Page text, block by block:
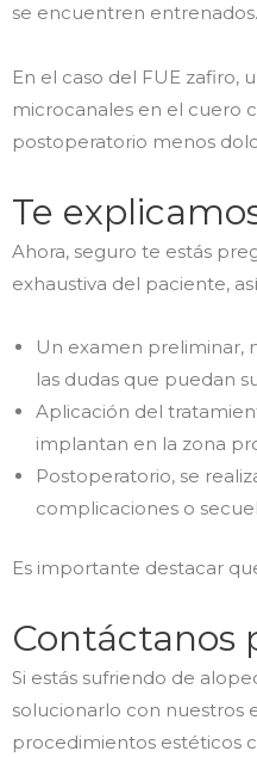
se encuentren entrenados.
En el caso del FUE
microcanales en el cuero
postoperatorio menos
Te
Ahora, seguro te estás
exhaustiva del paciente,
Un examen preliminar,
las dudas que puedan
Aplicación del
implantan en la zona
Postoperatorio, se
complicaciones o
Es importante destacar
Contáctanos
Si estás sufriendo de
solucionarlo con nuestros
procedimientos estéticos